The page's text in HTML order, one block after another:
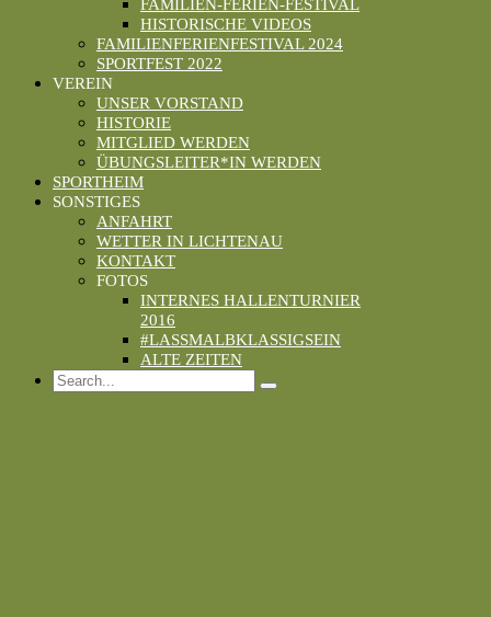
FAMILIEN-FERIEN-FESTIVAL
HISTORISCHE VIDEOS
FAMILIENFERIENFESTIVAL 2024
SPORTFEST 2022
VEREIN
UNSER VORSTAND
HISTORIE
MITGLIED WERDEN
ÜBUNGSLEITER*IN WERDEN
SPORTHEIM
SONSTIGES
ANFAHRT
WETTER IN LICHTENAU
KONTAKT
FOTOS
INTERNES HALLENTURNIER
2016
#LASSMALBKLASSIGSEIN
ALTE ZEITEN
Search